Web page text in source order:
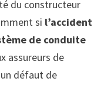
du constructeur
si l’accident
de conduite
assureurs de
défaut de